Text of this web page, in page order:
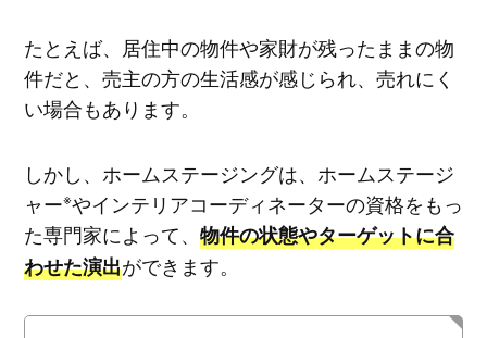
たとえば、居住中の物件や家財が残ったままの物
件だと、売主の方の生活感が感じられ、売れにく
い場合もあります。
しかし、ホームステージングは、ホームステージ
ャー※やインテリアコーディネーターの資格をもっ
た専門家によって、 物件の状態やターゲットに合
わせた演出ができます。